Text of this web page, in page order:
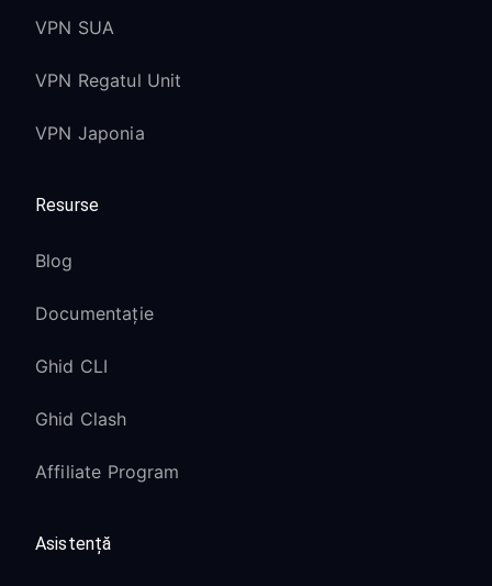
VPN SUA
VPN Regatul Unit
VPN Japonia
Resurse
Blog
Documentație
Ghid CLI
Ghid Clash
Affiliate Program
Asistență